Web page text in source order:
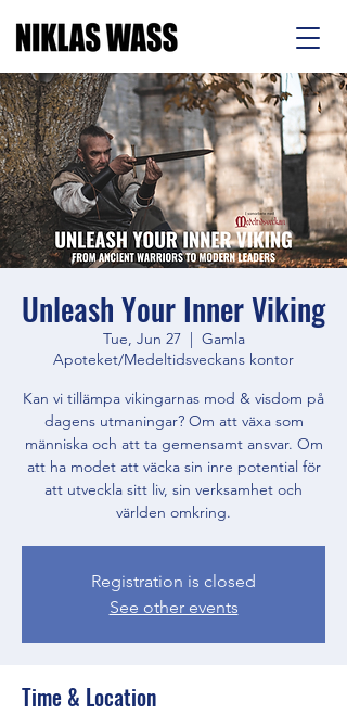
Unleash Your Inner Viking
Tue, Jun 27
  |
Gamla
Apoteket/Medeltidsveckans kontor
Kan vi tillämpa vikingarnas mod & visdom på
dagens utmaningar? Om att växa som
människa och att ta gemensamt ansvar. Om
att ha modet att väcka sin inre potential för
att utveckla sitt liv, sin verksamhet och
världen omkring.
Registration is closed
See other events
Time & Location